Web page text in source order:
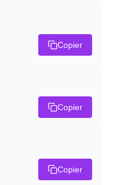
Copier
Copier
Copier